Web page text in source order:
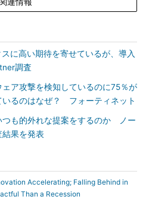
に高い期待を寄せているが、導入
調査
ア攻撃を検知しているのに75％が
いるのはなぜ？ フォーティネット
つも的外れな提案をするのか ノー
結果を発表
Accelerating; Falling Behind in
Than a Recession